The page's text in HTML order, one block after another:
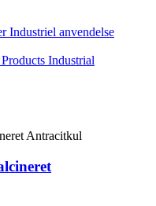
Industrial